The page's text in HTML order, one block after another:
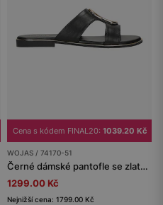
Cena s kódem FINAL20: 1039.20 Kč
WOJAS / 74170-51
Černé dámské pantofle se zlatou ozdobou
1299.00 Kč
Nejnižší cena: 1799.00 Kč